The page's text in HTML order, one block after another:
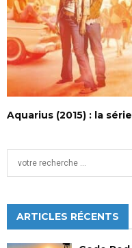
Aquarius (2015) : la
h
f
ARTICLES RÉCENTS